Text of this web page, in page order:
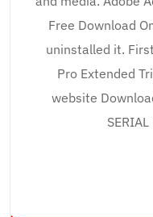
Free Download
uninstalled it.
Pro Extended
website
SERIAL